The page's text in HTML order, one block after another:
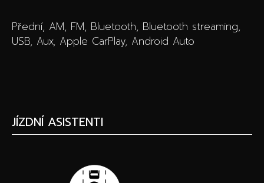
Přední, AM, FM, Bluetooth, Bluetooth streaming,
USB, Aux, Apple CarPlay, Android Auto
JÍZDNÍ ASISTENTI